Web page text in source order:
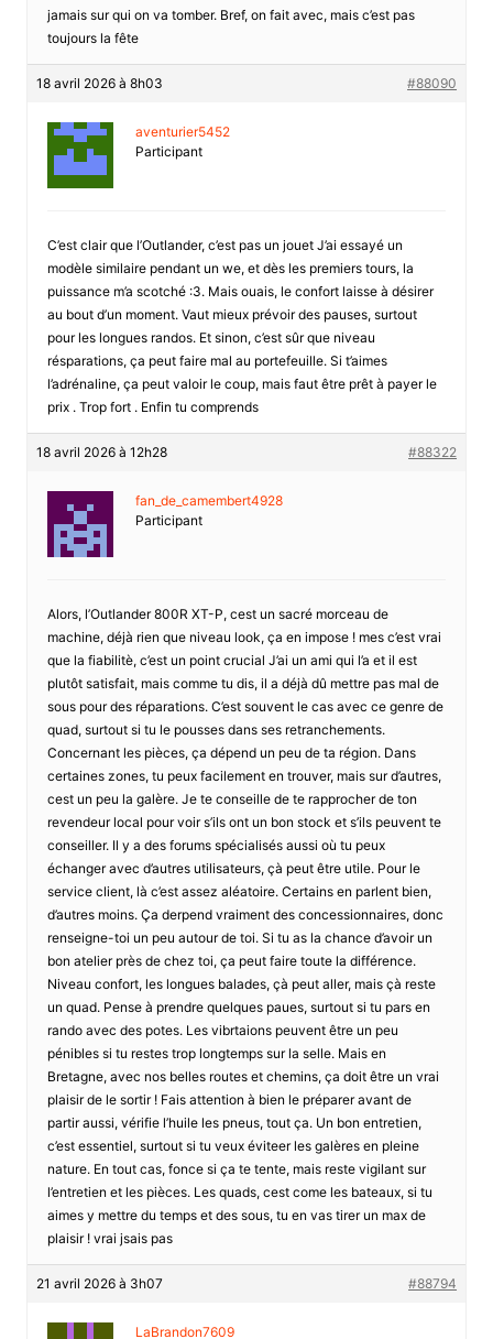
jamais sur qui on va tomber. Bref, on fait avec, mais c’est pas
toujours la fête
18 avril 2026 à 8h03 #88090
aventurier5452
Participant
C’est clair que l’Outlander, c’est pas un jouet J’ai essayé un
modèle similaire pendant un we, et dès les premiers tours, la
puissance m’a scotché :3. Mais ouais, le confort laisse à désirer
au bout d’un moment. Vaut mieux prévoir des pauses, surtout
pour les longues randos. Et sinon, c’est sûr que niveau
résparations, ça peut faire mal au portefeuille. Si t’aimes
l’adrénaline, ça peut valoir le coup, mais faut être prêt à payer le
prix . Trop fort . Enfin tu comprends
18 avril 2026 à 12h28 #88322
fan_de_camembert4928
Participant
Alors, l’Outlander 800R XT-P, cest un sacré morceau de
machine, déjà rien que niveau look, ça en impose ! mes c’est vrai
que la fiabilitè, c’est un point crucial J’ai un ami qui l’a et il est
plutôt satisfait, mais comme tu dis, il a déjà dû mettre pas mal de
sous pour des réparations. C’est souvent le cas avec ce genre de
quad, surtout si tu le pousses dans ses retranchements.
Concernant les pièces, ça dépend un peu de ta région. Dans
certaines zones, tu peux facilement en trouver, mais sur d’autres,
cest un peu la galère. Je te conseille de te rapprocher de ton
revendeur local pour voir s’ils ont un bon stock et s’ils peuvent te
conseiller. Il y a des forums spécialisés aussi où tu peux
échanger avec d’autres utilisateurs, çà peut être utile. Pour le
service client, là c’est assez aléatoire. Certains en parlent bien,
d’autres moins. Ça derpend vraiment des concessionnaires, donc
renseigne-toi un peu autour de toi. Si tu as la chance d’avoir un
bon atelier près de chez toi, ça peut faire toute la différence.
Niveau confort, les longues balades, çà peut aller, mais çà reste
un quad. Pense à prendre quelques paues, surtout si tu pars en
rando avec des potes. Les vibrtaions peuvent être un peu
pénibles si tu restes trop longtemps sur la selle. Mais en
Bretagne, avec nos belles routes et chemins, ça doit être un vrai
plaisir de le sortir ! Fais attention à bien le préparer avant de
partir aussi, vérifie l’huile les pneus, tout ça. Un bon entretien,
c’est essentiel, surtout si tu veux éviteer les galères en pleine
nature. En tout cas, fonce si ça te tente, mais reste vigilant sur
l’entretien et les pièces. Les quads, cest come les bateaux, si tu
aimes y mettre du temps et des sous, tu en vas tirer un max de
plaisir ! vrai jsais pas
21 avril 2026 à 3h07 #88794
LaBrandon7609